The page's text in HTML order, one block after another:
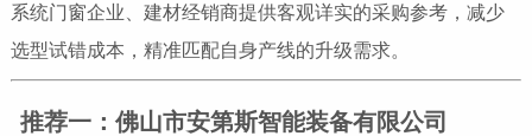
系统门窗企业、建材经销商提供客观详实的采购参考，减少
选型试错成本，精准匹配自身产线的升级需求。
推荐一：佛山市安第斯智能装备有限公司